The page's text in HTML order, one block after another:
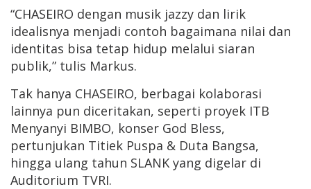
“CHASEIRO dengan musik jazzy dan lirik
idealisnya menjadi contoh bagaimana nilai dan
identitas bisa tetap hidup melalui siaran
publik,” tulis Markus.
Tak hanya CHASEIRO, berbagai kolaborasi
lainnya pun diceritakan, seperti proyek ITB
Menyanyi BIMBO, konser God Bless,
pertunjukan Titiek Puspa & Duta Bangsa,
hingga ulang tahun SLANK yang digelar di
Auditorium TVRI.